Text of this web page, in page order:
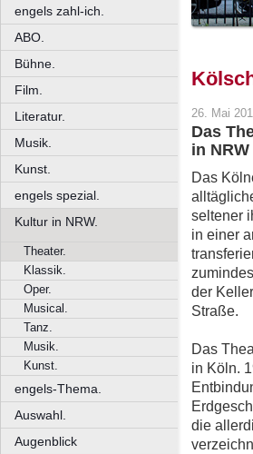
engels zahl-ich.
ABO.
Bühne.
Film.
Literatur.
Musik.
Kunst.
engels spezial.
Kultur in NRW.
Theater.
Klassik.
Oper.
Musical.
Tanz.
Musik.
Kunst.
engels-Thema.
Auswahl.
Augenblick
26. Mai
Das
in NRW
Das
seltener
in einer
der
Straße.
Das
in Köln.
die